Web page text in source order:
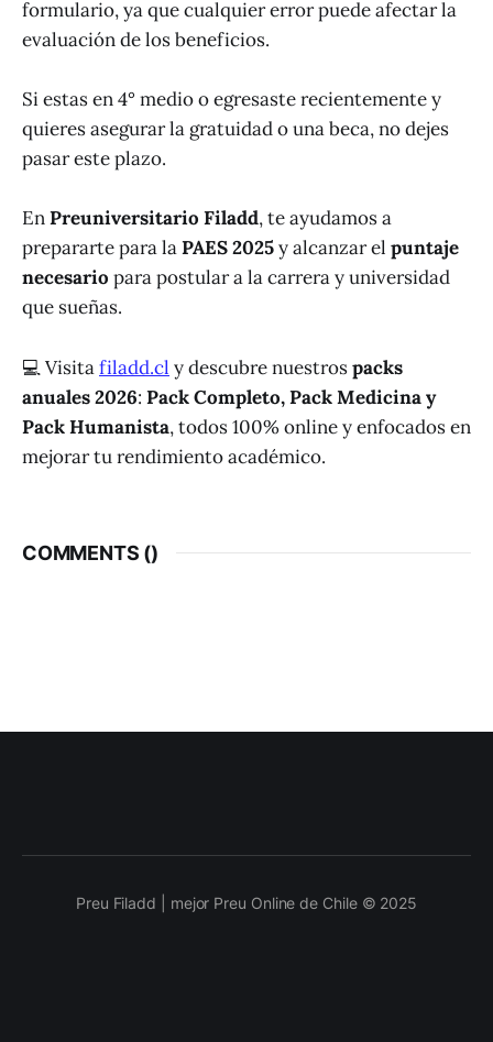
formulario, ya que cualquier error puede afectar la
evaluación de los beneficios.
Si estas en 4° medio o egresaste recientemente y
quieres asegurar la gratuidad o una beca, no dejes
pasar este plazo.
EnPreuniversitario Filadd, te ayudamos a
prepararte para laPAES 2025y alcanzar el puntaje
necesario para postular a la carrera y universidad
que sueñas.
💻 Visitafiladd.cl y descubre nuestrospacks
anuales 2026: Pack Completo, Pack Medicina y
Pack Humanista, todos 100% online y enfocados en
mejorar tu rendimiento académico.
COMMENTS ()
Preu Filadd | mejor Preu Online de Chile © 2025